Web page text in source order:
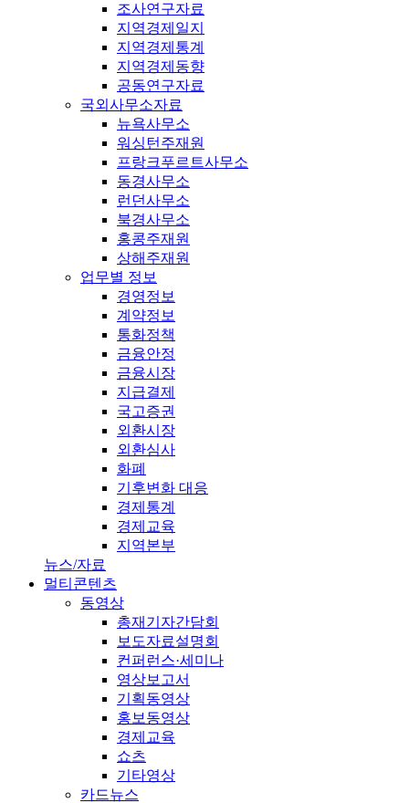
조사연구자료
지역경제일지
지역경제통계
지역경제동향
공동연구자료
국외사무소자료
뉴욕사무소
워싱턴주재원
프랑크푸르트사무소
동경사무소
런던사무소
북경사무소
홍콩주재원
상해주재원
업무별 정보
경영정보
계약정보
통화정책
금융안정
금융시장
지급결제
국고증권
외환시장
외환심사
화폐
기후변화 대응
경제통계
경제교육
지역본부
뉴스/자료
멀티콘텐츠
동영상
총재기자간담회
보도자료설명회
컨퍼런스·세미나
영상보고서
기획동영상
홍보동영상
경제교육
쇼츠
기타영상
카드뉴스